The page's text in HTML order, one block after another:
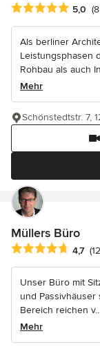
Durchschnittliche
5,0
Als berliner
Leistungsphasen
Rohbau als auch
Mehr
Schönstedtstr. 7,
Müllers Büro
Durchschnittliche
4,7
Unser Büro mit
und
Bereich reichen
Mehr